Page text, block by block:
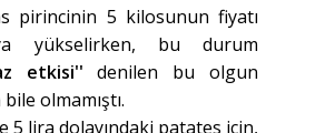
pirincinin 5 kilosunun fiyatı
yükselirken, bu durum
etkisi'' denilen bu olgun
olmamıştı.
5 lira dolayındaki patates için,